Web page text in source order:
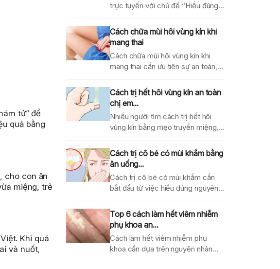
tử” để
quả bằng
cho con ăn
miệng, trẻ
Khi quá
và nuốt,
trực tuyến với chủ đề “Hiểu đúng
Cách chữa mùi hôi vùng kín khi
mang thai
Cách chữa mùi hôi vùng kín khi
mang thai cần ưu tiên sự an toàn,...
Cách trị hết hôi vùng kín an toàn
chị em...
Nhiều người tìm cách trị hết hôi
vùng kín bằng mẹo truyền miệng,
Cách trị cô bé có mùi khắm bằng
ăn uống...
Cách trị cô bé có mùi khắm cần
bắt đầu từ việc hiểu đúng nguyên...
Top 6 cách làm hết viêm nhiễm
phụ khoa an...
Cách làm hết viêm nhiễm phụ
khoa cần dựa trên nguyên nhân